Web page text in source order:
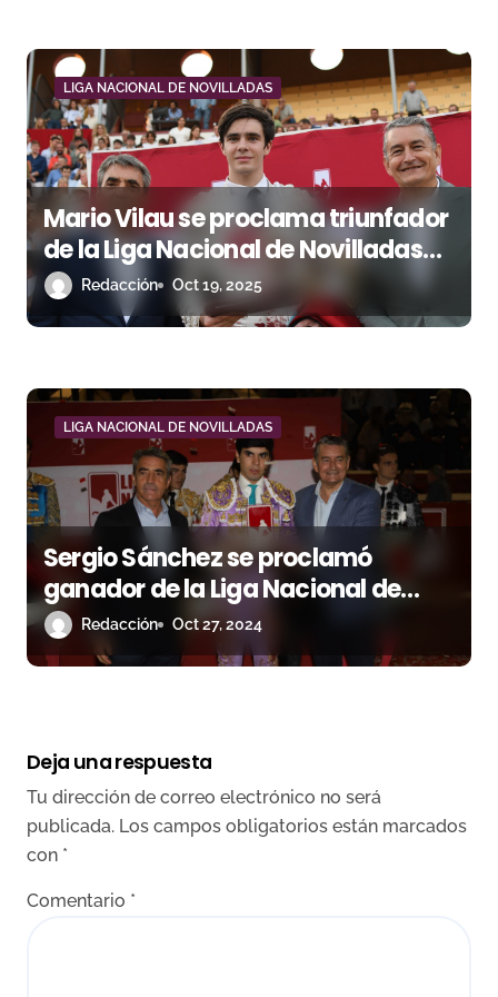
r
a
d
a
s
LIGA NACIONAL DE NOVILLADAS
Mario Vilau se proclama triunfador
de la Liga Nacional de Novilladas
2025 en Sanlúcar de Barrameda
Redacción Oct 19, 2025
LIGA NACIONAL DE NOVILLADAS
Sergio Sánchez se proclamó
ganador de la Liga Nacional de
Novilladas en Sanlúcar de
Barrameda
Redacción Oct 27, 2024
Deja una respuesta
Tu dirección de correo electrónico no será
publicada. Los campos obligatorios están marcados
con *
Comentario *